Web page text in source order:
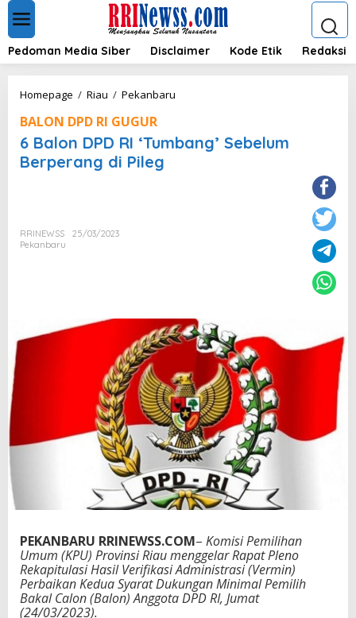
t
Pedoman Media Siber Disclaimer Kode Etik Redaksi
Homepage / Riau / Pekanbaru
l
o
a
n
S
e
b
e
l
u
m
B
e
r
e
r
a
n
g
BALON DPD RI GUGUR
6 Balon DPD RI ‘Tumbang’ Sebelum
Berperang di Pileg
RRINEWSS
25/03/2023
Pekanbaru
PEKANBARU RRINEWSS.COM– Komisi Pemilihan
Umum (KPU) Provinsi Riau menggelar Rapat Pleno
Rekapitulasi Hasil Verifikasi Administrasi (Vermin)
Perbaikan Kedua Syarat Dukungan Minimal Pemilih
Bakal Calon (Balon) Anggota DPD RI, Jumat
(24/03/2023).